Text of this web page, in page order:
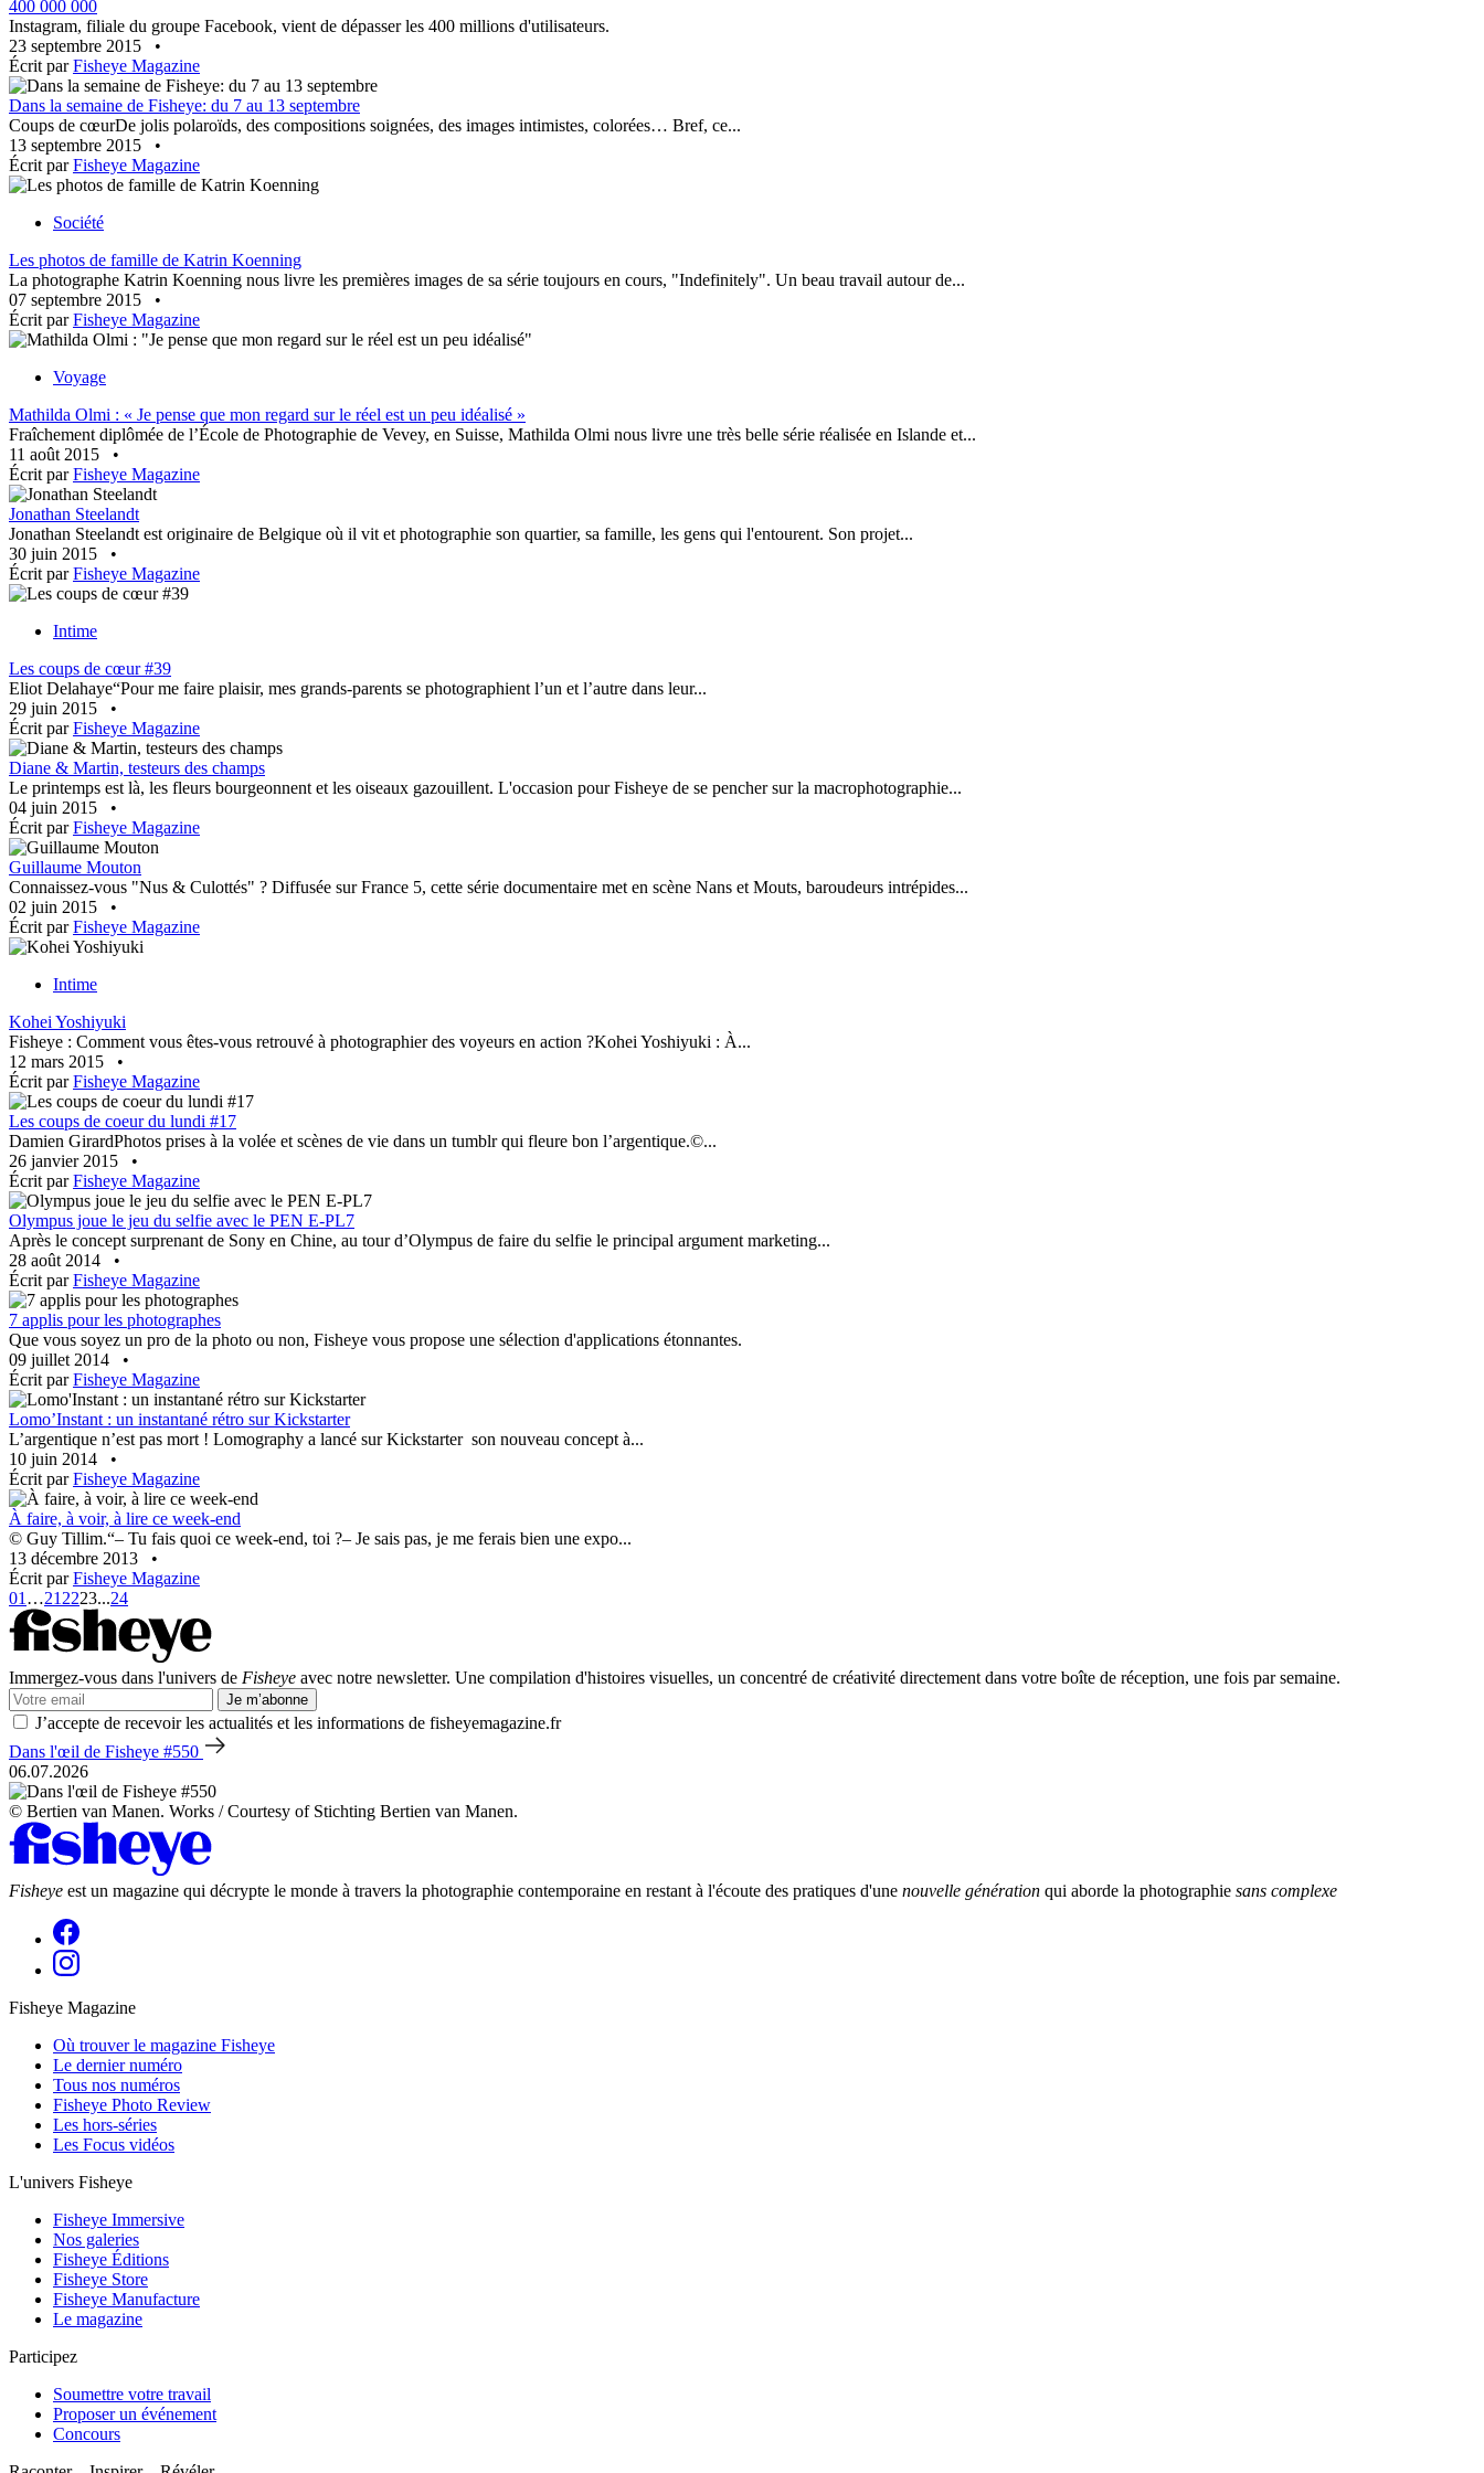
400 000 000
Instagram, filiale du groupe Facebook, vient de dépasser les 400 millions d'utilisateurs.
23 septembre 2015
•
Écrit parFisheye Magazine
Dans la semaine de Fisheye: du 7 au 13 septembre
Coups de cœurDe jolis polaroïds, des compositions soignées, des images intimistes, colorées… Bref, ce...
13 septembre 2015
•
Écrit parFisheye Magazine
Société
Les photos de famille de Katrin Koenning
La photographe Katrin Koenning nous livre les premières images de sa série toujours en cours, "Indefinitely". Un beau travail autour de...
07 septembre 2015
•
Écrit parFisheye Magazine
Voyage
Mathilda Olmi : « Je pense que mon regard sur le réel est un peu idéalisé »
Fraîchement diplômée de l’École de Photographie de Vevey, en Suisse, Mathilda Olmi nous livre une très belle série réalisée en Islande et...
11 août 2015
•
Écrit parFisheye Magazine
Jonathan Steelandt
Jonathan Steelandt est originaire de Belgique où il vit et photographie son quartier, sa famille, les gens qui l'entourent. Son projet...
30 juin 2015
•
Écrit parFisheye Magazine
Intime
Les coups de cœur #39
Eliot Delahaye“Pour me faire plaisir, mes grands-parents se photographient l’un et l’autre dans leur...
29 juin 2015
•
Écrit parFisheye Magazine
Diane & Martin, testeurs des champs
Le printemps est là, les fleurs bourgeonnent et les oiseaux gazouillent. L'occasion pour Fisheye de se pencher sur la macrophotographie...
04 juin 2015
•
Écrit parFisheye Magazine
Guillaume Mouton
Connaissez-vous "Nus & Culottés" ? Diffusée sur France 5, cette série documentaire met en scène Nans et Mouts, baroudeurs intrépides...
02 juin 2015
•
Écrit parFisheye Magazine
Intime
Kohei Yoshiyuki
Fisheye : Comment vous êtes-vous retrouvé à photographier des voyeurs en action ?Kohei Yoshiyuki : À...
12 mars 2015
•
Écrit parFisheye Magazine
Les coups de coeur du lundi #17
Damien GirardPhotos prises à la volée et scènes de vie dans un tumblr qui fleure bon l’argentique.©...
26 janvier 2015
•
Écrit parFisheye Magazine
Olympus joue le jeu du selfie avec le PEN E-PL7
Après le concept surprenant de Sony en Chine, au tour d’Olympus de faire du selfie le principal argument marketing...
28 août 2014
•
Écrit parFisheye Magazine
7 applis pour les photographes
Que vous soyez un pro de la photo ou non, Fisheye vous propose une sélection d'applications étonnantes.
09 juillet 2014
•
Écrit parFisheye Magazine
Lomo’Instant : un instantané rétro sur Kickstarter
L’argentique n’est pas mort ! Lomography a lancé sur Kickstarter son nouveau concept à...
10 juin 2014
•
Écrit parFisheye Magazine
À faire, à voir, à lire ce week-end
© Guy Tillim.“– Tu fais quoi ce week-end, toi ?– Je sais pas, je me ferais bien une expo...
13 décembre 2013
•
Écrit parFisheye Magazine
01 …21 2223...24
Immergez-vous dans l'univers de Fisheye avec notre newsletter. Une compilation d'histoires visuelles, un concentré de créativité directement dans votre boîte de réception, une fois par semaine.
Je m’abonne
J’accepte de recevoir les actualités et les informations de fisheyemagazine.fr
Dans l'œil de Fisheye #550
06.07.2026
© Bertien van Manen. Works / Courtesy of Stichting Bertien van Manen.
Fisheye est un magazine qui décrypte le monde à travers la photographie contemporaine en restant à l'écoute des pratiques d'une nouvelle génération qui aborde la photographie sans complexe
Fisheye Magazine
Où trouver le magazine Fisheye
Le dernier numéro
Tous nos numéros
Fisheye Photo Review
Les hors-séries
Les Focus vidéos
L'univers Fisheye
Fisheye Immersive
Nos galeries
Fisheye Éditions
Fisheye Store
Fisheye Manufacture
Le magazine
Participez
Soumettre votre travail
Proposer un événement
Concours